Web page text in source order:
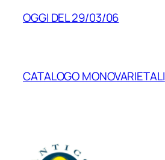
OGGI DEL 29/03/06
CATALOGO MONOVARIETALI